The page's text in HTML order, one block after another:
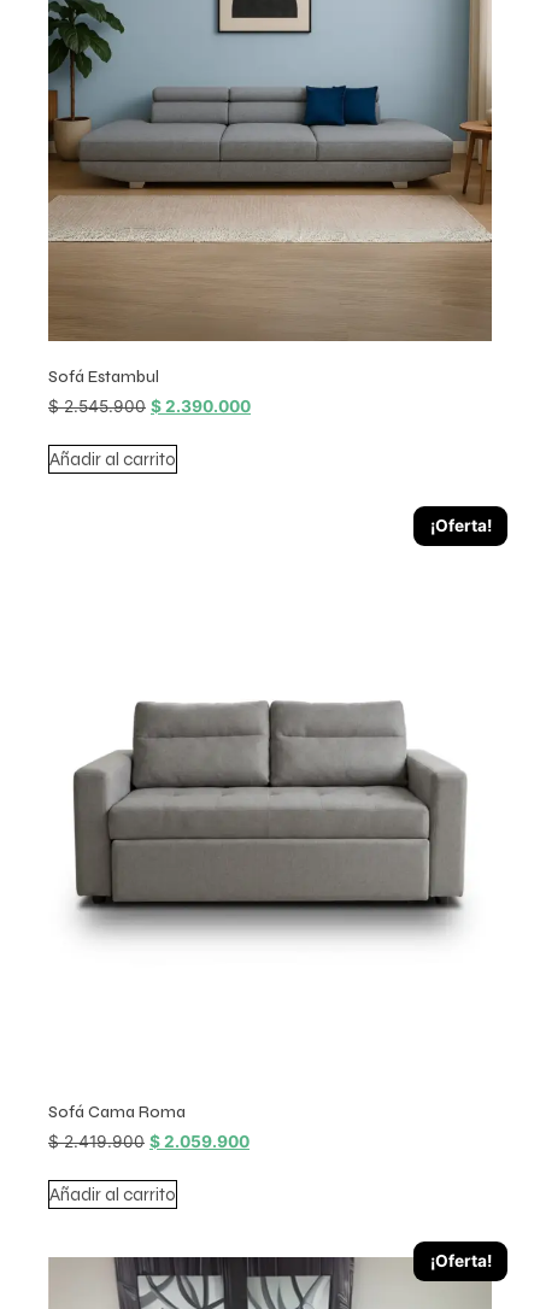
Sofá Estambul
$2.545.900 $2.390.000
Añadir al carrito
¡Oferta!
Sofá Cama Roma
$2.419.900 $2.059.900
Añadir al carrito
¡Oferta!